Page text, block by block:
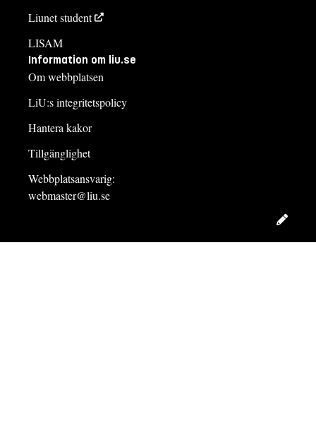
Liunet student
LISAM
Information om liu.se
Om webbplatsen
LiU:s integritetspolicy
Hantera kakor
Tillgänglighet
Webbplatsansvarig:
webmaster@liu.se